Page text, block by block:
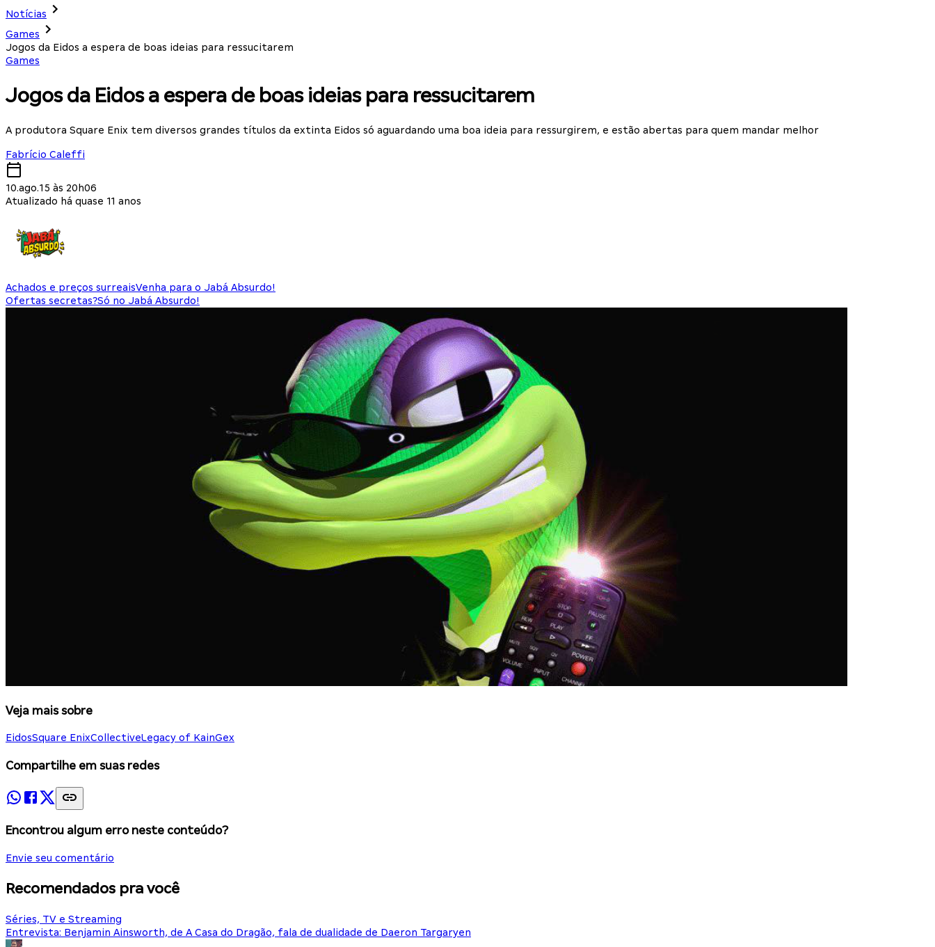
Notícias
Games
Jogos da Eidos a espera de boas ideias para ressucitarem
Games
Jogos da Eidos a espera de boas ideias para ressucitarem
A produtora Square Enix tem diversos grandes títulos da extinta Eidos só aguardando uma boa ideia para ressurgirem, e estão abertas para quem mandar melhor
Fabrício Caleffi
10.ago.15 às 20h06
Atualizado há quase 11 anos
Achados e preços surreaisVenha para o Jabá Absurdo!
Ofertas secretas?Só no Jabá Absurdo!
Veja mais sobre
EidosSquare EnixCollectiveLegacy of KainGex
Compartilhe em suas redes
Encontrou algum erro neste conteúdo?
Envie seu comentário
Recomendados pra você
Séries, TV e Streaming
Entrevista: Benjamin Ainsworth, de A Casa do Dragão, fala de dualidade de Daeron Targaryen